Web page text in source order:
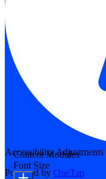
Accessibility Adjustments
Powered by OneTap
Content Modules
Font Size